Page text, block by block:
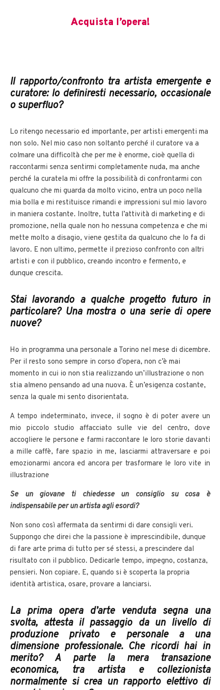
Acquista l’opera!
Il rapporto/confronto tra artista emergente e
curatore: lo definiresti necessario, occasionale
o superfluo?
Lo ritengo necessario ed importante, per artisti emergenti ma
non solo. Nel mio caso non soltanto perché il curatore va a
colmare una difficoltà che per me è enorme, cioè quella di
raccontarmi senza sentirmi completamente nuda, ma anche
perché la curatela mi offre la possibilità di confrontarmi con
qualcuno che mi guarda da molto vicino, entra un poco nella
mia bolla e mi restituisce rimandi e impressioni sul mio lavoro
in maniera costante. Inoltre, tutta l’attività di marketing e di
promozione, nella quale non ho nessuna competenza e che mi
mette molto a disagio, viene gestita da qualcuno che lo fa di
lavoro. E non ultimo, permette il prezioso confronto con altri
artisti e con il pubblico, creando incontro e fermento, e
dunque crescita.
Stai lavorando a qualche progetto futuro in
particolare? Una mostra o una serie di opere
nuove?
Ho in programma una personale a Torino nel mese di dicembre.
Per il resto sono sempre in corso d’opera, non c’è mai
momento in cui io non stia realizzando un’illustrazione o non
stia almeno pensando ad una nuova. È un’esigenza costante,
senza la quale mi sento disorientata.
A tempo indeterminato, invece, il sogno è di poter avere un
mio piccolo studio affacciato sulle vie del centro, dove
accogliere le persone e farmi raccontare le loro storie davanti
a mille caffè, fare spazio in me, lasciarmi attraversare e poi
emozionarmi ancora ed ancora per trasformare le loro vite in
illustrazione
Se un giovane ti chiedesse un consiglio su cosa è
indispensabile per un artista agli esordi?
Non sono così affermata da sentirmi di dare consigli veri.
Suppongo che direi che la passione è imprescindibile, dunque
di fare arte prima di tutto per sé stessi, a prescindere dal
risultato con il pubblico. Dedicarle tempo, impegno, costanza,
pensieri. Non copiare. E, quando si è scoperta la propria
identità artistica, osare, provare a lanciarsi.
La prima opera d’arte venduta segna una
svolta, attesta il passaggio da un livello di
produzione privato e personale a una
dimensione professionale. Che ricordi hai in
merito? A parte la mera transazione
economica, tra artista e collezionista
normalmente si crea un rapporto elettivo di